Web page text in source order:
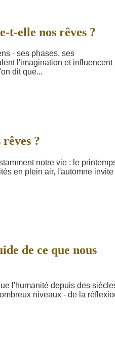
t-elle nos rêves ?
- ses phases, ses
l'imagination et influencent
dit que...
?
notre vie : le
en plein air, l'automne invite
de ce que nous
l'humanité depuis des
niveaux - de la